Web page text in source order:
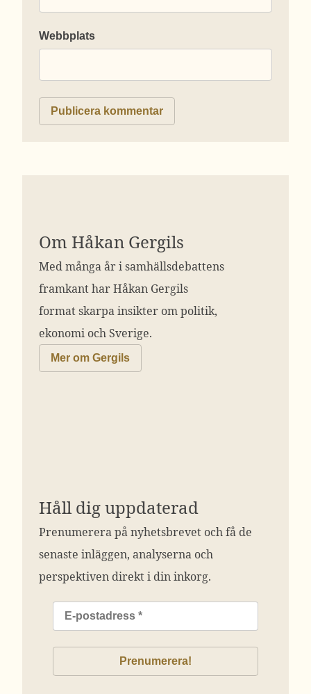
Webbplats
Om Håkan Gergils
Med många år i samhällsdebattens
framkant har Håkan Gergils
format skarpa insikter om politik,
ekonomi och Sverige.
Mer om Gergils
Håll dig uppdaterad
Prenumerera på nyhetsbrevet och få de
senaste inläggen, analyserna och
perspektiven direkt i din inkorg.